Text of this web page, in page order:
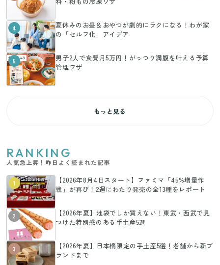
4
夏休みのお昼＆おやつが劇的にラクになる！わが家
の「セルフ化」アイデア
5
男子2人で食費月5万円！がっつり満腹を叶える予算
管理ワザ
もっと見る
RANKING
人気急上昇！昨日よく読まれた記事
1
【2026年8月4日スタート】ファミマ「45%増量作
戦」が再び！2週にわたり発売の全13種をレポート
2
【2026年夏】池袋でしか買えない！東武・西武で見
つけた特別感のある手土産5選
3
【2026年夏】日本橋限定の手土産5選！老舗から新ブ
ランドまで